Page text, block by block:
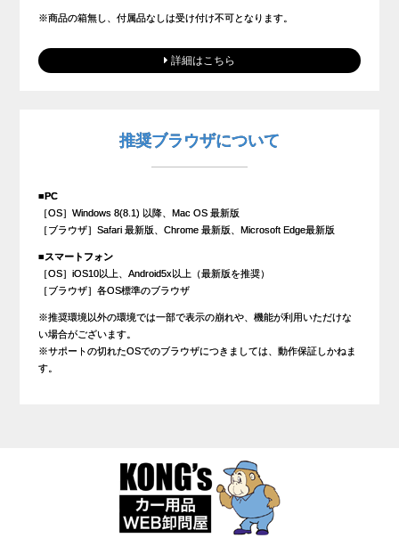
※商品の箱無し、付属品なしは受け付け不可となります。
詳細はこちら
推奨ブラウザについて
■PC
［OS］Windows 8(8.1) 以降、Mac OS 最新版
［ブラウザ］Safari 最新版、Chrome 最新版、Microsoft Edge最新版
■スマートフォン
［OS］iOS10以上、Android5x以上（最新版を推奨）
［ブラウザ］各OS標準のブラウザ
※推奨環境以外の環境では一部で表示の崩れや、機能が利用いただけな
い場合がございます。
※サポートの切れたOSでのブラウザにつきましては、動作保証しかねま
す。